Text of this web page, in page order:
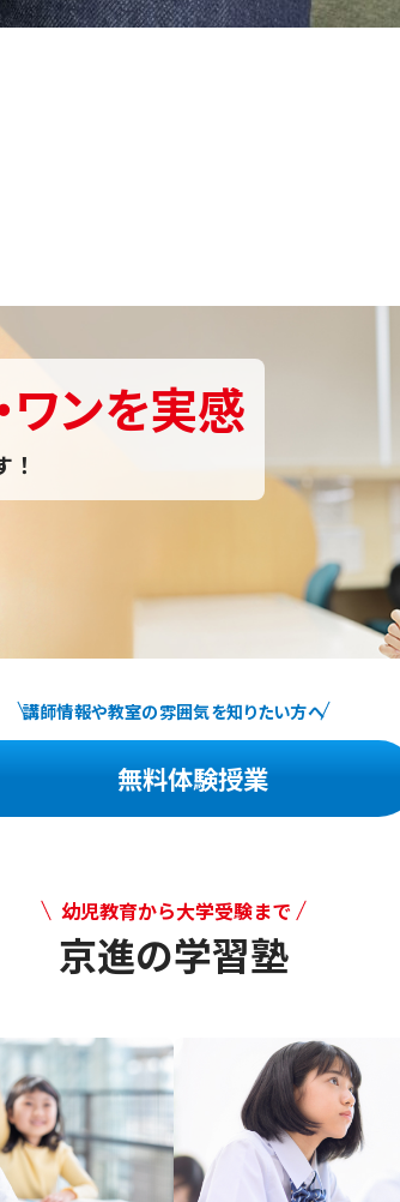
ワンを実感
講師情報や教室の雰囲気を知りたい方へ
無料体験授業
幼児教育から大学受験まで
京進の学習塾